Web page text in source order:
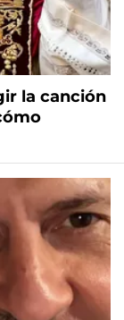
la canción